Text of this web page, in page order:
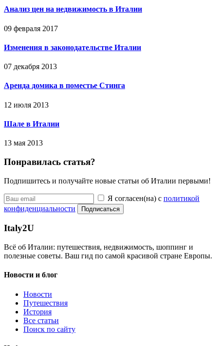
Анализ цен на недвижимость в Италии
09 февраля 2017
Изменения в законодательстве Италии
07 декабря 2013
Аренда домика в поместье Стинга
12 июля 2013
Шале в Италии
13 мая 2013
Понравилась статья?
Подпишитесь и получайте новые статьи об Италии первыми!
Я согласен(на) с политикой
конфиденциальности
Подписаться
Italy2U
Всё об Италии: путешествия, недвижимость, шоппинг и
полезные советы. Ваш гид по самой красивой стране Европы.
Новости и блог
Новости
Путешествия
История
Все статьи
Поиск по сайту